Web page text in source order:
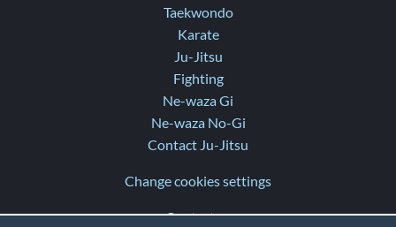
Taekwondo
Karate
Ju-Jitsu
Fighting
Ne-waza Gi
Ne-waza No-Gi
Contact Ju-Jitsu
Change cookies settings
Contact us